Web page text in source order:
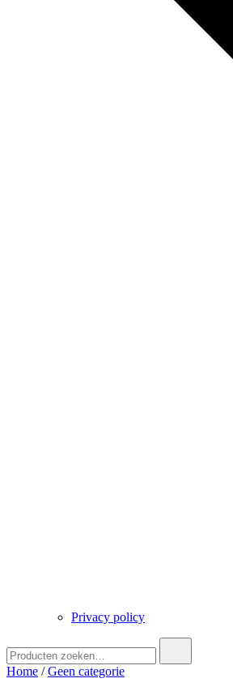
Privacy policy
naar:
Home /Geen categorie